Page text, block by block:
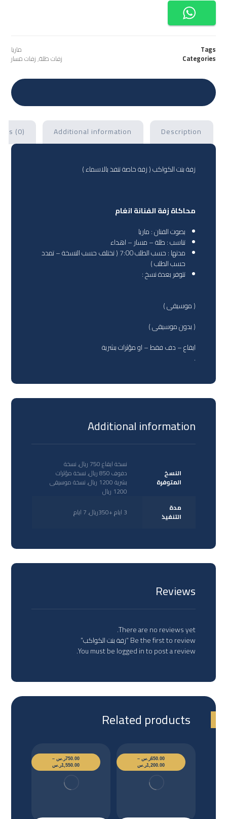
Tags ماريا
Categories زفات طلة,زفات مسار
Description
Additional information
(0)
زفة بنت الكواكب ( زفة خاصة تنفذ بالاسماء )
محاكاة زفة الفنانة انغام
بصوت الفنان : ماريا
تناسب : طلة – مسار – اهداء
مدتها : حسب الطلب 7:00 ( تختلف حسب النسخة – تمدد
حسب الطلب )
تتوفر بعدة نسخ :
( موسيقى )
( بدون موسيقى )
ايقاع – دف فقط – او مؤثرات بشرية
.
Additional information
النسخ
المتوفرة
نسخة ايقاع 750 ريال, نسخة
دفوف 850 ريال, نسخة مؤثرات
بشرية 1200 ريال, نسخة موسيقى
1200 ريال
مدة
التنفيذ 3 ايام +350ريال, 7 ايام
Reviews
There are no reviews yet.
Be the first to review “زفة بنت الكواكب”
You must belogged into post a review.
Related products
650.00ر.س –
1,200.00ر.س
750.00ر.س –
1,550.00ر.س